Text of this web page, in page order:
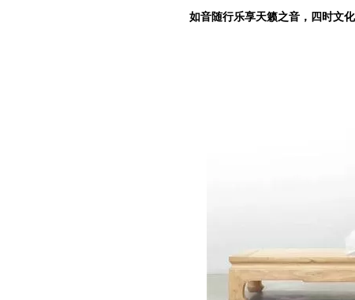
如音随行乐享天籁之音，四时文